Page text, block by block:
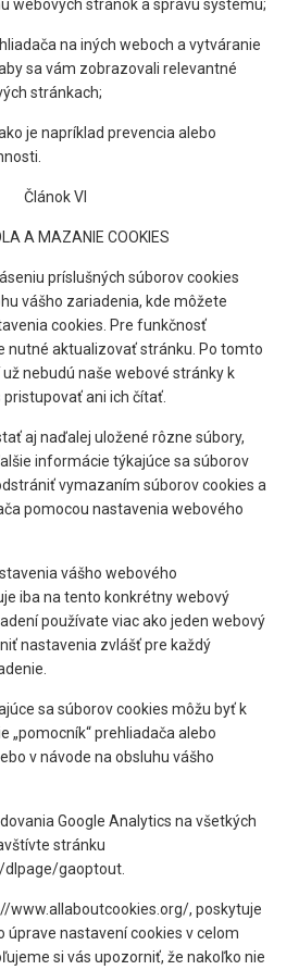
webových stránok a správu systému;
na iných weboch a vytváranie
sa vám zobrazovali relevantné
stránkach;
je napríklad prevencia alebo
Článok VI
A MAZANIE COOKIES
príslušných súborov cookies
vášho zariadenia, kde môžete
cookies. Pre funkčnosť
nutné aktualizovať stránku. Po tomto
nebudú naše webové stránky k
ani ich čítať.
aj naďalej uložené rôzne súbory,
informácie týkajúce sa súborov
vymazaním súborov cookies a
pomocou nastavenia webového
vášho webového
iba na tento konkrétny webový
používate viac ako jeden webový
nastavenia zvlášť pre každý
sa súborov cookies môžu byť k
„pomocník“ prehliadača alebo
v návode na obsluhu vášho
Google Analytics na všetkých
stránku
gaoptout.
www.allaboutcookies.org/, poskytuje
úprave nastavení cookies v celom
si vás upozorniť, že nakoľko nie